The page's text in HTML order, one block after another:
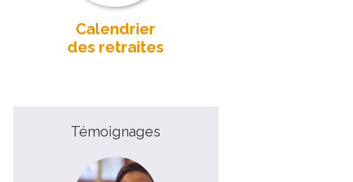
Calendrier
des retraites
Témoignages